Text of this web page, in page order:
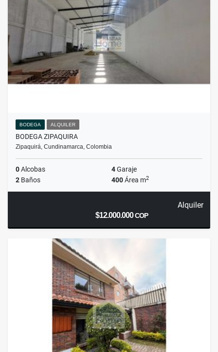
BODEGA ALQUILER
BODEGA ZIPAQUIRA
Zipaquirá, Cundinamarca, Colombia
0Alcobas 4Garaje
2 Baños 400Área m2
Alquiler
$12.000.000COP